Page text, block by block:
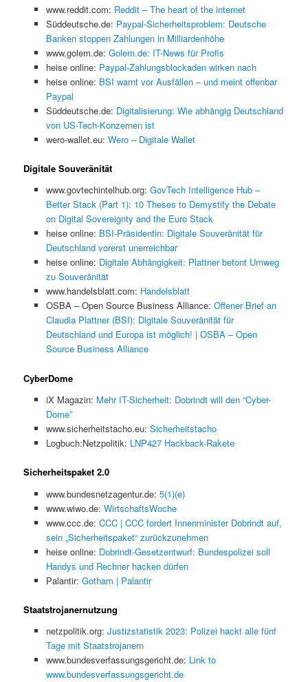
www.reddit.com: Reddit – The heart of the internet
Süddeutsche.de: Paypal-Sicherheitsproblem: Deutsche
Banken stoppen Zahlungen in Milliardenhöhe
www.golem.de: Golem.de: IT-News für Profis
heise online: Paypal-Zahlungsblockaden wirken nach
heise online: BSI warnt vor Ausfällen – und meint offenbar
Paypal
Süddeutsche.de: Digitalisierung: Wie abhängig Deutschland
von US-Tech-Konzernen ist
wero-wallet.eu: Wero – Digitale Wallet
Digitale Souveränität
www.govtechintelhub.org: GovTech Intelligence Hub –
Better Stack (Part 1): 10 Theses to Demystify the Debate
on Digital Sovereignty and the Euro Stack
heise online: BSI-Präsidentin: Digitale Souveränität für
Deutschland vorerst unerreichbar
heise online: Digitale Abhängigkeit: Plattner betont Umweg
zu Souveränität
www.handelsblatt.com: Handelsblatt
OSBA – Open Source Business Alliance: Offener Brief an
Claudia Plattner (BSI): Digitale Souveränität für
Deutschland und Europa ist möglich! | OSBA – Open
Source Business Alliance
CyberDome
iX Magazin: Mehr IT-Sicherheit: Dobrindt will den “Cyber-
Dome”
www.sicherheitstacho.eu: Sicherheitstacho
Logbuch:Netzpolitik: LNP427 Hackback-Rakete
Sicherheitspaket 2.0
www.bundesnetzagentur.de: 5(1)(e)
www.wiwo.de: WirtschaftsWoche
www.ccc.de: CCC | CCC fordert Innenminister Dobrindt auf,
sein „Sicherheitspaket“ zurückzunehmen
heise online: Dobrindt-Gesetzentwurf: Bundespolizei soll
Handys und Rechner hacken dürfen
Palantir: Gotham | Palantir
Staatstrojanernutzung
netzpolitik.org: Justizstatistik 2023: Polizei hackt alle fünf
Tage mit Staatstrojanern
www.bundesverfassungsgericht.de: Link to
www.bundesverfassungsgericht.de